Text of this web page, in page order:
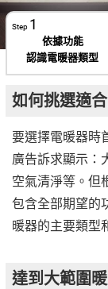
日本購物
親子玩具
售票
Step 1
依據功能
認識電暖器類型
如何挑選適
要選擇電暖器時
廣告訴求顯示：
空氣清淨等。但
包含全部期望的
暖器的主要類型
達到大範圍